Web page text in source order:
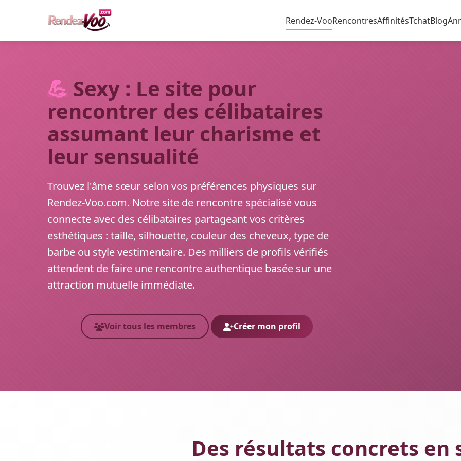
Rendez-VooRencontresAffinitésTchatBlog
💪 Sexy : Le site pour
rencontrer des célibataires
assumant leur charisme et
leur sensualité
Trouvez l'âme sœur selon vos préférences physiques sur
Rendez-Voo.com. Notre site de rencontre spécialisé vous
connecte avec des célibataires partageant vos critères
esthétiques : taille, silhouette, couleur des cheveux, type de
barbe ou style vestimentaire. Des milliers de profils vérifiés
attendent de faire une rencontre authentique basée sur une
attraction mutuelle immédiate.
Voir tous les membres Créer mon profil
Des résultats concrets en